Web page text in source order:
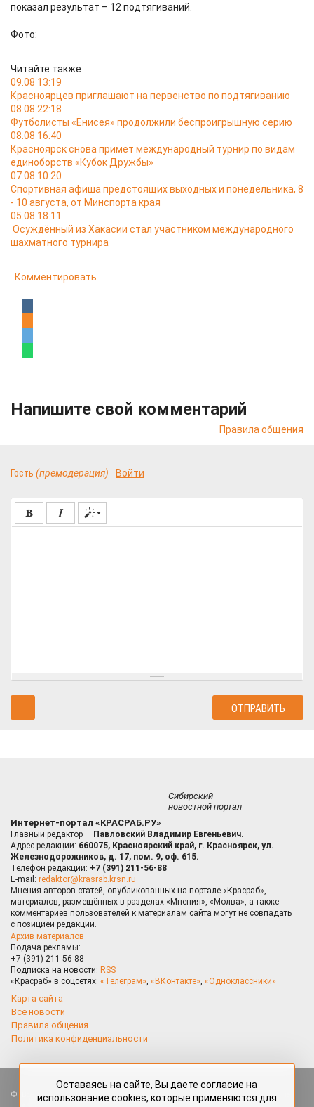
показал результат – 12 подтягиваний.
Фото:
Читайте также
09.08 13:19
Красноярцев приглашают на первенство по подтягиванию
08.08 22:18
Футболисты «Енисея» продолжили беспроигрышную серию
08.08 16:40
Красноярск снова примет международный турнир по видам
единоборств «Кубок Дружбы»
07.08 10:20
Спортивная афиша предстоящих выходных и понедельника, 8
- 10 августа, от Минспорта края
05.08 18:11
Осуждённый из Хакасии стал участником международного
шахматного турнира
Комментировать
Напишите свой комментарий
Правила общения
Гость (премодерация) Войти
Сибирский
новостной портал
Интернет-портал «КРАСРАБ.РУ»
Главный редактор — Павловский Владимир Евгеньевич.
Адрес редакции: 660075, Красноярский край, г. Красноярск, ул.
Железнодорожников, д. 17, пом. 9, оф. 615.
Телефон редакции: +7 (391) 211-56-88
E-mail: redaktor@krasrab.krsn.ru
Мнения авторов статей, опубликованных на портале «Красраб»,
материалов, размещённых в разделах «Мнения», «Молва», а также
комментариев пользователей к материалам сайта могут не совпадать
с позицией редакции.
Архив материалов
Подача рекламы:
+7 (391) 211-56-88
Подписка на новости: RSS
«Красраб» в соцсетях: «Телеграм», «ВКонтакте», «Одноклассники»
Карта сайта
Все новости
Правила общения
Политика конфиденциальности
Все права защищены. Любые материалы, размещённые на портале
Оставаясь на сайте, Вы даете согласие на
использование cookies, которые применяются для